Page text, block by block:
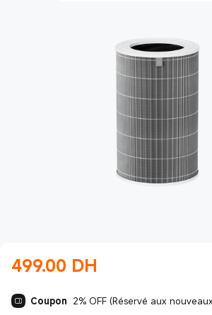
499.00 ‎ DH‎
Current Price ‎ DH‎499.00
Coupon 2% OFF (Réservé aux